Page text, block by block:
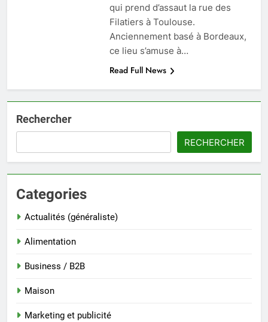
qui prend d’assaut la rue des
Filatiers à Toulouse.
Anciennement basé à Bordeaux,
ce lieu s’amuse à…
Read Full News
Rechercher
RECHERCHER
Categories
Actualités (généraliste)
Alimentation
Business / B2B
Maison
Marketing et publicité